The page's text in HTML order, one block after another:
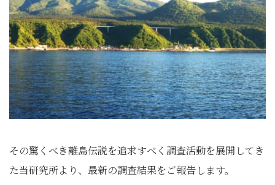
その驚くべき離島伝説を追求すべく調査活動を展開してき
た当研究所より、最新の調査結果をご報告します。